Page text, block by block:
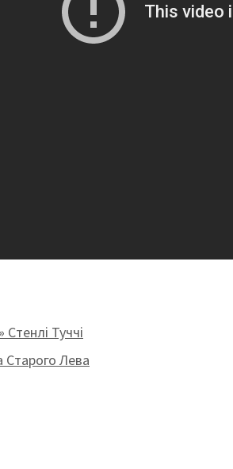
Стенлі Туччі
Старого Лева